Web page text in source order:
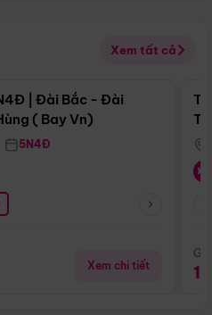
Xem tất cả
Điểm nổi bật
| Đài Bắc - Đài
( Bay Vn)
5N4Đ
Xem chi tiết